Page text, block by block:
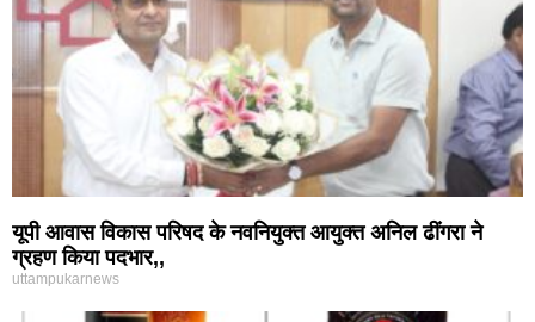
यूपी आवास विकास परिषद के नवनियुक्त आयुक्त अनिल ढींगरा ने
ग्रहण किया पदभार,,
uttampukarnews